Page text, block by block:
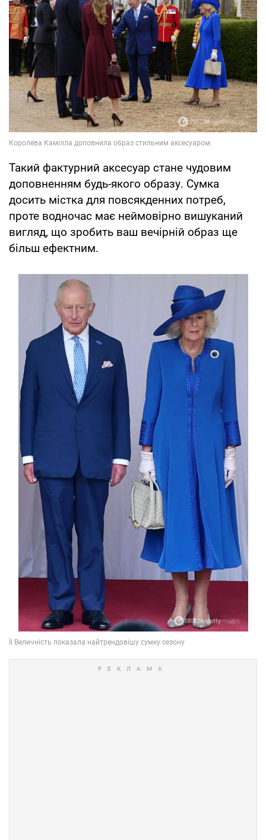
Такий фактурний аксесуар стане чудовим
доповненням будь-якого образу. Сумка
досить містка для повсякденних потреб,
проте водночас має неймовірно вишуканий
вигляд, що зробить ваш вечірній образ ще
більш ефектним.